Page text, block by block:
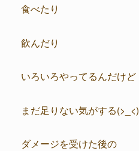
食べたり
飲んだり
いろいろやってるんだけど
まだ足りない気がする(>_<)
ダメージを受けた後の